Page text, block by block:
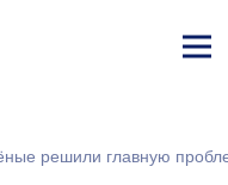
ине
решили главную